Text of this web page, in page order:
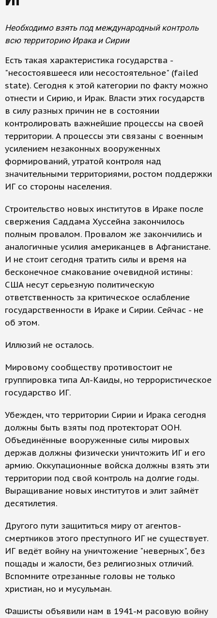
Необходимо взять под международный контроль
всю территорию Ирака и Сирии
Есть такая характеристика государства -
"несостоявшееся или несостоятельное" (failed
state). Сегодня к этой категории по факту можно
отнести и Сирию, и Ирак. Власти этих государств
в силу разных причин не в состоянии
контролировать важнейшие процессы на своей
территории. А процессы эти связаны с военным
усилением незаконных вооруженных
формирований, утратой контроля над
значительными территориями, ростом поддержки
ИГ со стороны населения.
Строительство новых институтов в Ираке после
свержения Саддама Хуссейна закончилось
полным провалом. Провалом же закончились и
аналогичные усилия американцев в Афганистане.
И не стоит сегодня тратить силы и время на
бесконечное смакование очевидной истины:
США несут серьезную политическую
ответственность за критическое ослабление
государственности в Ираке и Сирии. Сейчас - не
об этом.
Иллюзий не осталось.
Мировому сообществу противостоит не
группировка типа Ал-Каиды, но террористическое
государство ИГ.
Убежден, что территории Сирии и Ирака сегодня
должны быть взяты под протекторат ООН.
Объединённые вооруженные силы мировых
держав должны физически уничтожить ИГ и его
армию. Оккупационные войска должны взять эти
территории под свой контроль на долгие годы.
Выращивание новых институтов и элит займёт
десятилетия.
Другого пути защититься миру от агентов-
смертников этого преступного ИГ не существует.
ИГ ведёт войну на уничтожение "неверных", без
пощады и жалости, без религиозных отличий.
Вспомните отрезанные головы не только
христиан, но и мусульман.
Фашисты объявили нам в 1941-м расовую войну